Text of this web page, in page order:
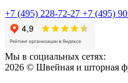
+7 (495) 228-72-27 +7 (495)
Мы в социальных сетях:
2026 © Швейная и шторная